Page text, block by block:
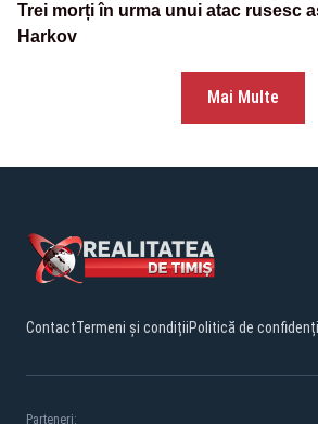
Trei morți în urma unui atac rusesc
Harkov
Mai Multe
ContactTermeni și condițiiPolitică de
Parteneri: